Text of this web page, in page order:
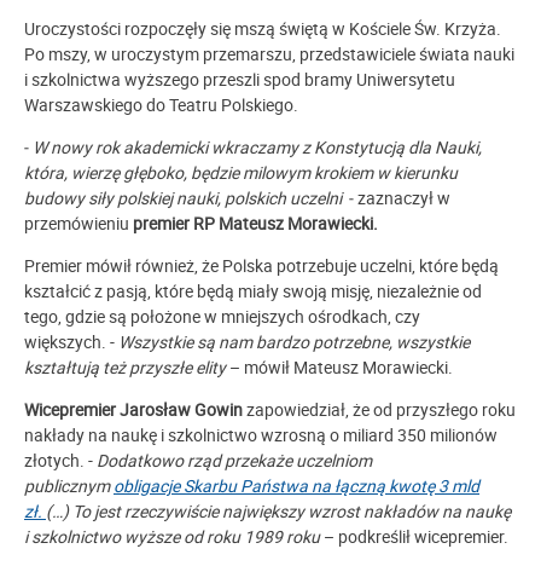
Uroczystości rozpoczęły się mszą świętą w Kościele Św. Krzyża.
Po mszy, w uroczystym przemarszu, przedstawiciele świata nauki
i szkolnictwa wyższego przeszli spod bramy Uniwersytetu
Warszawskiego do Teatru Polskiego.
‒ W nowy rok akademicki wkraczamy z Konstytucją dla Nauki,
która, wierzę głęboko, będzie milowym krokiem w kierunku
budowy siły polskiej nauki, polskich uczelni ‒ zaznaczył w
przemówieniu premier RP Mateusz Morawiecki.
Premier mówił również, że Polska potrzebuje uczelni, które będą
kształcić z pasją, które będą miały swoją misję, niezależnie od
tego, gdzie są położone w mniejszych ośrodkach, czy
większych. - Wszystkie są nam bardzo potrzebne, wszystkie
kształtują też przyszłe elity– mówił Mateusz Morawiecki.
Wicepremier Jarosław Gowinzapowiedział, że od przyszłego roku
nakłady na naukę i szkolnictwo wzrosną o miliard 350 milionów
złotych. - Dodatkowo rząd przekaże uczelniom
publicznym obligacje Skarbu Państwa na łączną kwotę 3 mld
zł. (…) To jest rzeczywiście największy wzrost nakładów na naukę
i szkolnictwo wyższe od roku 1989 roku– podkreślił wicepremier.